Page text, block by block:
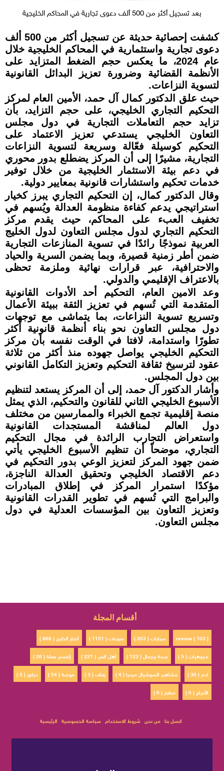
بعد تسجيل أكثر من 500 ألف دعوى تجارية في المحاكم الخليجية
كشفت إحصائية حديثة عن تسجيل أكثر من 500 ألف
دعوى تجارية واستثمارية في المحاكم الخليجية خلال
عام 2024، ما يعكس حجم الضغط المتزايد على
الأنظمة القضائية وضرورة تعزيز البدائل القانونية
لتسوية النزاعات.
حيث علق الدكتور كمال آل حمد، الأمين العام لمركز
التحكيم التجاري الخليجي، على حجم التزايد، بأن
تزايد حجم التعاملات التجارية في دول مجلس
التعاون الخليجي يستدعي تعزيز الاعتماد على
التحكيم كوسيلة فعّالة وسريعة لتسوية النزاعات
التجارية، مشيرًا إلى أن المركز يضطلع بدور محوري
في دعم بيئة الاستثمار الخليجية من خلال توفير
خدمات تحكيم واستشارات قانونية بمعايير دولية.
وقال الدكتور كمال، إن التحكيم التجاري يبرز كخيار
استراتيجي يدعم كفاءة منظومة العدالة ويُسهم في
تخفيف العبء على المحاكم، حيث يقدم مركز
التحكيم التجاري لدول مجلس التعاون لدول الخليج
العربية نموذجًا رائدًا في تسوية المنازعات التجارية
ضمن أطر زمنية قصيرة، وبما يضمن السرية والحياد
والاحترافية، عبر قرارات نهائية وملزمة تحظى
بالاعتراف الإقليمي والدولي.
وعد الامين العام، التحكيم أحد الأدوات القانونية
المتقدمة التي تُسهم في تعزيز الثقة ببيئة الأعمال
وتسريع تسوية النزاعات، بما يتماشى مع توجهات
دول مجلس التعاون نحو بناء أنظمة قانونية أكثر
تطورًا واستدامة، لافتا في الوقت نفسه بأن مركز
التحكيم الخليجي يواصل جهوده منذ أكثر من ثلاثة
عقود لترسيخ ثقافة التحكيم وتعزيز التكامل القانوني
بين دول المجلس.
وأشار الدكتور آل حمد، إلى أن المركز يستعد لتنظيم
الأسبوع الخليجي الثاني للقانون والتحكيم، الذي يمثل
منصة إقليمية تجمع الخبراء والممارسين من مختلف
دول العالم لمناقشة المستجدات القانونية
واستعراض التجارب الرائدة في مجال التحكيم
التجاري، موضحاً أن تنظيم الأسبوع الخليجي يأتي
ضمن جهود المركز لتعزيز الوعي بدور التحكيم في
دعم الاقتصاد الخليجي وتحقيق العدالة الناجزة،
مؤكدًا استمرار المركز في إطلاق المبادرات
والبرامج التي تُسهم في تطوير القدرات القانونية
وتعزيز التعاون بين المؤسسات العدلية في دول
مجلس التعاون.
أقسام المجلة
أخبار الخليج ( 868 ) منوعات ( 1151 ) سيارات ( 203 )
review ( 103 )
إتفسح معانا ( 26 )
أهل الفن ( 221 ) صحة وجمال ( 123 )
مجوهرات ( 5 )
ديكور ( 5 )
موضة ( 54 ) زفاف ( 3 ) مشاهير السوشيال ميديا ( 4 )
ادم ( 30 )
مطبخ ( 6 )
الأبراج ( 0 )
الرئيسية سياسة الخصوصية شروط الاستخدام من نحن اتصل بنا